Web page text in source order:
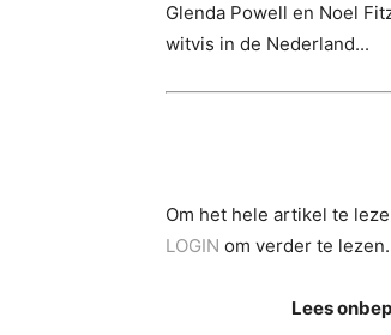
Glenda Powell en Noel
witvis in de Nederland...
Om het hele artikel te
LOGIN om verder te
Lees